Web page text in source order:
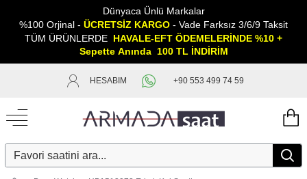
Dünyaca Ünlü Markalar
%100 Orjinal - ÜCRETSİZ KARGO - Vade Farksız 3/6/9 Taksit
TÜM ÜRÜNLERDE HAVALE-EFT ÖDEMELERİNDE %10 +
Sepette Anında 100 TL İNDİRİM
HESABIM +90 553 499 74 59